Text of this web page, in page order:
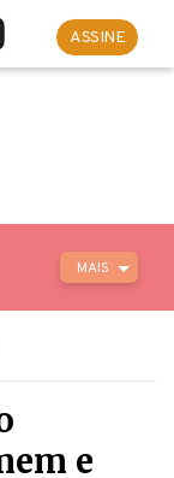
ASSINE
MAIS
e